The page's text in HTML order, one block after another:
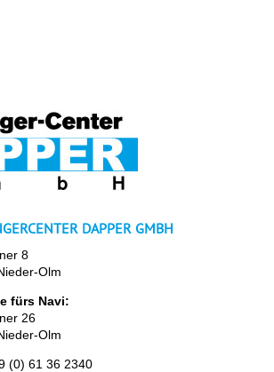
DAPPER GMBH
8
Olm
fürs Navi:
26
Olm
(0) 61 36 2340